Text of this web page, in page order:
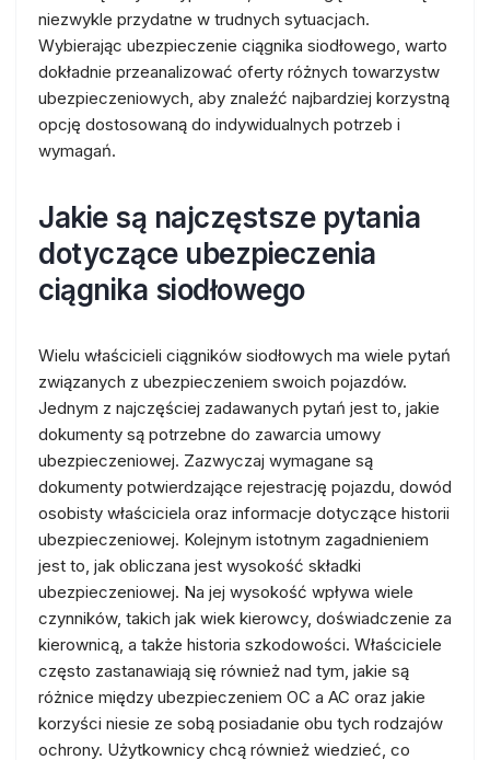
niezwykle przydatne w trudnych sytuacjach.
Wybierając ubezpieczenie ciągnika siodłowego, warto
dokładnie przeanalizować oferty różnych towarzystw
ubezpieczeniowych, aby znaleźć najbardziej korzystną
opcję dostosowaną do indywidualnych potrzeb i
wymagań.
Jakie są najczęstsze pytania
dotyczące ubezpieczenia
ciągnika siodłowego
Wielu właścicieli ciągników siodłowych ma wiele pytań
związanych z ubezpieczeniem swoich pojazdów.
Jednym z najczęściej zadawanych pytań jest to, jakie
dokumenty są potrzebne do zawarcia umowy
ubezpieczeniowej. Zazwyczaj wymagane są
dokumenty potwierdzające rejestrację pojazdu, dowód
osobisty właściciela oraz informacje dotyczące historii
ubezpieczeniowej. Kolejnym istotnym zagadnieniem
jest to, jak obliczana jest wysokość składki
ubezpieczeniowej. Na jej wysokość wpływa wiele
czynników, takich jak wiek kierowcy, doświadczenie za
kierownicą, a także historia szkodowości. Właściciele
często zastanawiają się również nad tym, jakie są
różnice między ubezpieczeniem OC a AC oraz jakie
korzyści niesie ze sobą posiadanie obu tych rodzajów
ochrony. Użytkownicy chcą również wiedzieć, co